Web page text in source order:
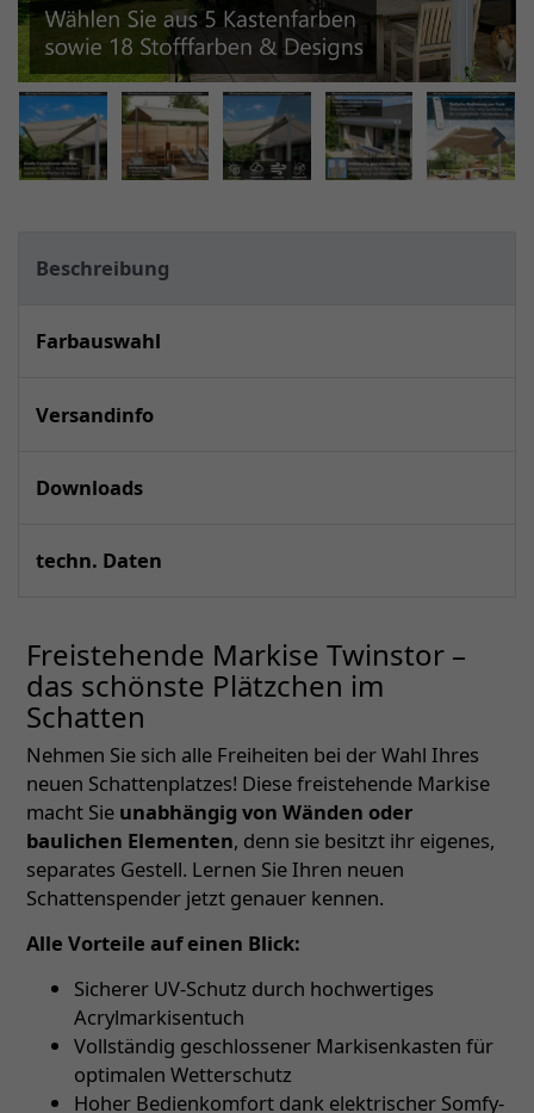
Beschreibung
Farbauswahl
Versandinfo
Downloads
techn. Daten
Freistehende Markise Twinstor –
das schönste Plätzchen im
Schatten
Nehmen Sie sich alle Freiheiten bei der Wahl Ihres
neuen Schattenplatzes! Diese freistehende Markise
macht Sie unabhängig von Wänden oder
baulichen Elementen, denn sie besitzt ihr eigenes,
separates Gestell. Lernen Sie Ihren neuen
Schattenspender jetzt genauer kennen.
Alle Vorteile auf einen Blick:
Sicherer UV-Schutz durch hochwertiges
Acrylmarkisentuch
Vollständig geschlossener Markisenkasten für
optimalen Wetterschutz
Hoher Bedienkomfort dank elektrischer Somfy-